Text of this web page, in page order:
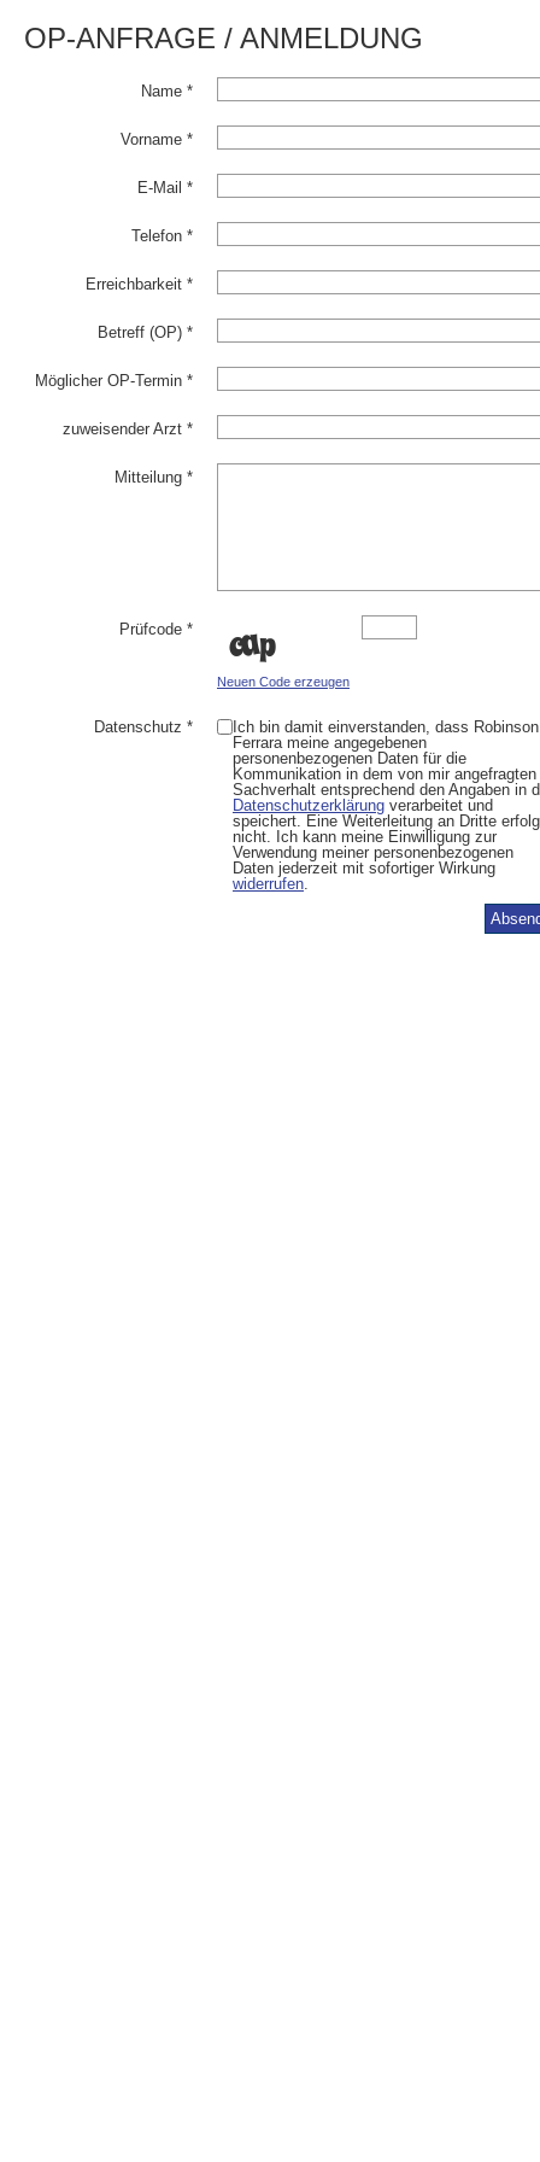
OP-ANFRAGE / ANMELDUNG
Name *
Vorname *
E-Mail *
Telefon *
Erreichbarkeit *
Betreff (OP) *
Möglicher OP-Termin *
zuweisender Arzt *
Mitteilung *
Prüfcode *
Neuen Code erzeugen
Datenschutz *
Ich bin damit einverstanden, dass Robinson
Ferrara meine angegebenen
personenbezogenen Daten für die
Kommunikation in dem von mir angefragten
Sachverhalt entsprechend den Angaben in
Datenschutzerklärung verarbeitet und
speichert. Eine Weiterleitung an Dritte
nicht. Ich kann meine Einwilligung zur
Verwendung meiner personenbezogenen
Daten jederzeit mit sofortiger Wirkung
widerrufen.